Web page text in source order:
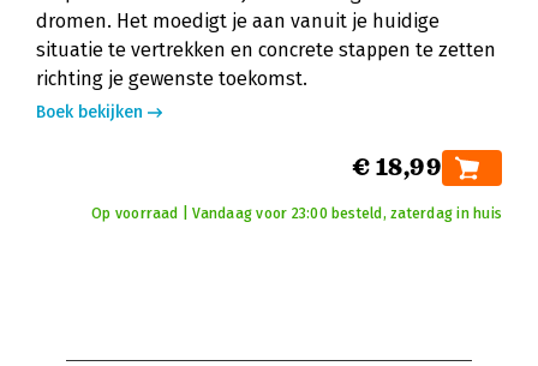
dromen. Het moedigt je aan vanuit je huidige
situatie te vertrekken en concrete stappen te zetten
richting je gewenste toekomst.
Boek bekijken
€ 18,99
Op voorraad | Vandaag voor 23:00 besteld, zaterdag in huis